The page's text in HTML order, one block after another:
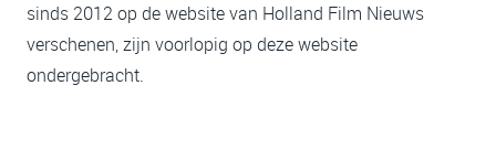
sinds 2012 op de website van Holland Film Nieuws
verschenen, zijn voorlopig op deze website
ondergebracht.